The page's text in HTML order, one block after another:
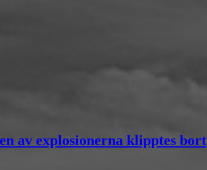
av explosionerna klipptes bort